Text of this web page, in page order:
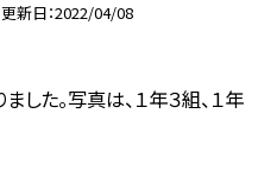
更新日 2022/04/08
た。写真は、１年３組、１年